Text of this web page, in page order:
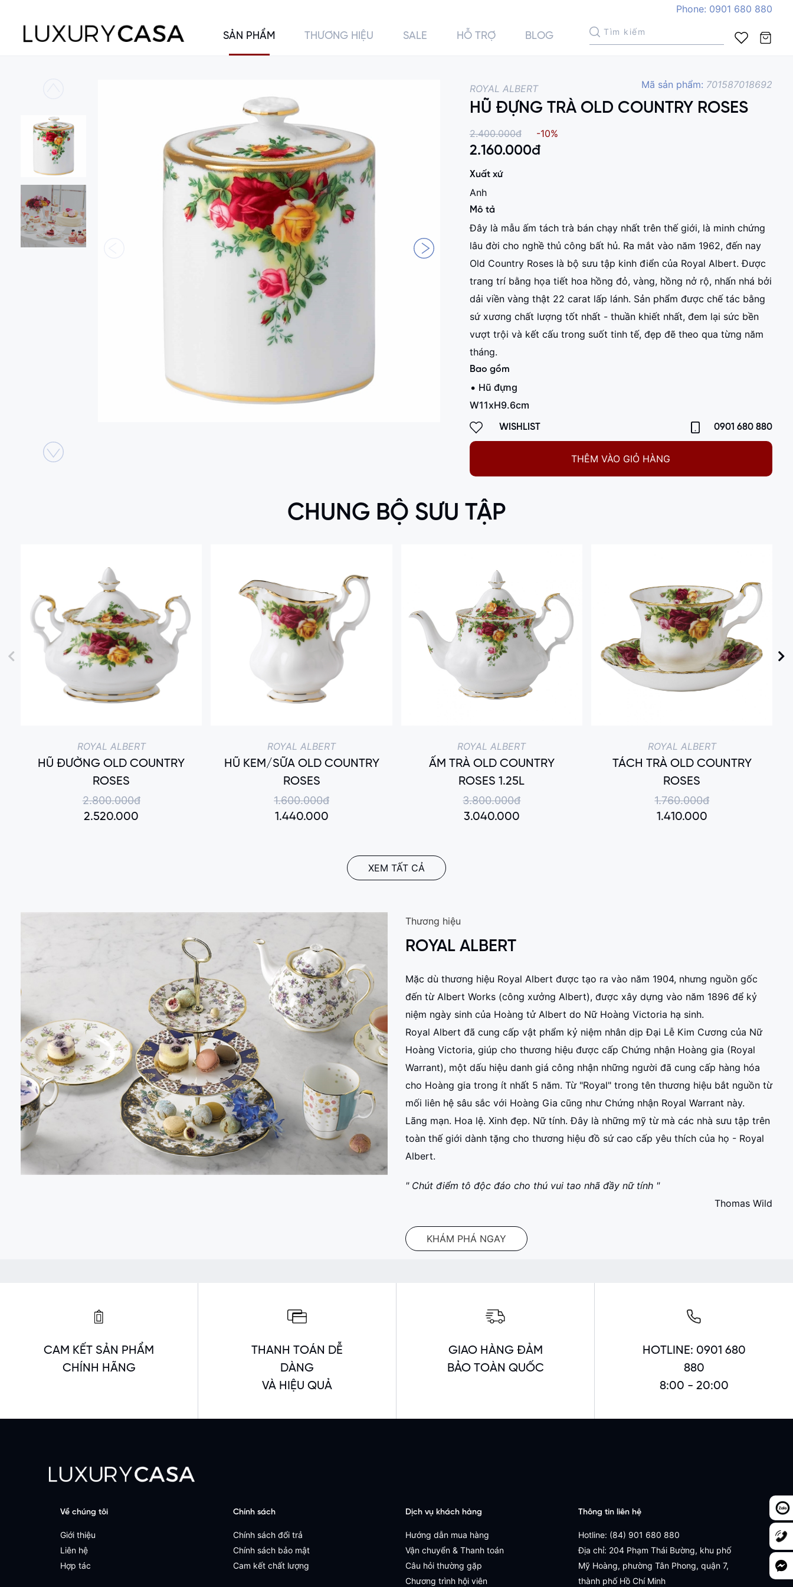
Phone: 0901 680 880
SẢN PHẨM THƯƠNG HIỆU SALE HỖ TRỢ BLOG
0
0
ROYAL ALBERT Mã sản phẩm: 701587018692
HŨ ĐỰNG TRÀ OLD COUNTRY ROSES
2.400.000đ -10%
2.160.000đ
Xuất xứ
Anh
Mô tả
Đây là mẫu ấm tách trà bán chạy nhất trên thế giới, là minh chứng
lâu đời cho nghề thủ công bất hủ. Ra mắt vào năm 1962, đến nay
Old Country Roses là bộ sưu tập kinh điển của Royal Albert. Được
trang trí bằng họa tiết hoa hồng đỏ, vàng, hồng nở rộ, nhấn nhá bởi
dải viền vàng thật 22 carat lấp lánh. Sản phẩm được chế tác bằng
sứ xương chất lượng tốt nhất - thuần khiết nhất, đem lại sức bền
vượt trội và kết cấu trong suốt tinh tế, đẹp đẽ theo qua từng năm
tháng.
Bao gồm
Hũ đựng
W11xH9.6cm
WISHLIST 0901 680 880
THÊM VÀO GIỎ HÀNG
CHUNG BỘ SƯU TẬP
ROYAL ALBERT
HŨ ĐƯỜNG OLD COUNTRY
ROSES
2.800.000đ
2.520.000
ROYAL ALBERT
HŨ KEM/SỮA OLD COUNTRY
ROSES
1.600.000đ
1.440.000
ROYAL ALBERT
ẤM TRÀ OLD COUNTRY
ROSES 1.25L
3.800.000đ
3.040.000
ROYAL ALBERT
TÁCH TRÀ OLD COUNTRY
ROSES
1.760.000đ
1.410.000
XEM TẤT CẢ
Thương hiệu
ROYAL ALBERT
Mặc dù thương hiệu Royal Albert được tạo ra vào năm 1904, nhưng nguồn gốc
đến từ Albert Works (công xưởng Albert), được xây dựng vào năm 1896 để kỷ
niệm ngày sinh của Hoàng tử Albert do Nữ Hoàng Victoria hạ sinh.
Royal Albert đã cung cấp vật phẩm kỷ niệm nhân dịp Đại Lễ Kim Cương của Nữ
Hoàng Victoria, giúp cho thương hiệu được cấp Chứng nhận Hoàng gia (Royal
Warrant), một dấu hiệu danh giá công nhận những người đã cung cấp hàng hóa
cho Hoàng gia trong ít nhất 5 năm. Từ "Royal" trong tên thương hiệu bắt nguồn từ
mối liên hệ sâu sắc với Hoàng Gia cũng như Chứng nhận Royal Warrant này.
Lãng mạn. Hoa lệ. Xinh đẹp. Nữ tính. Đây là những mỹ từ mà các nhà sưu tập trên
toàn thế giới dành tặng cho thương hiệu đồ sứ cao cấp yêu thích của họ - Royal
Albert.
" Chút điểm tô độc đáo cho thú vui tao nhã đầy nữ tính "
Thomas Wild
KHÁM PHÁ NGAY
CAM KẾT SẢN PHẨM
CHÍNH HÃNG
THANH TOÁN DỄ
DÀNG
VÀ HIỆU QUẢ
GIAO HÀNG ĐẢM
BẢO TOÀN QUỐC
HOTLINE: 0901 680
880
8:00 - 20:00
Về chúng tôi
Giới thiệu
Liên hệ
Hợp tác
Chính sách
Chính sách đổi trả
Chính sách bảo mật
Cam kết chất lượng
Dịch vụ khách hàng
Hướng dẫn mua hàng
Vận chuyển & Thanh toán
Câu hỏi thường gặp
Chương trình hội viên
Thông tin liên hệ
Hotline: (84) 901 680 880
Địa chỉ: 204 Phạm Thái Bường, khu phố
Mỹ Hoàng, phường Tân Phong, quận 7,
thành phố Hồ Chí Minh